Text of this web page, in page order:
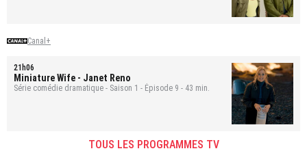
Canal+
21h06
Miniature Wife - Janet Reno
Série comédie dramatique - Saison 1 - Épisode 9 - 43 min.
TOUS LES PROGRAMMES TV